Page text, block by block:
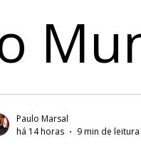
Paulo Marsal
há 14 horas
9 min de leitura